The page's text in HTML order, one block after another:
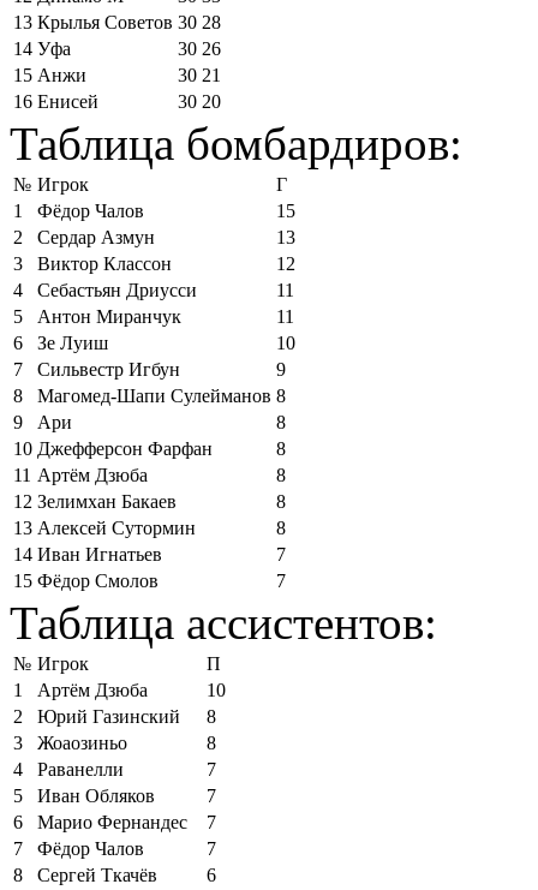
13 Крылья Советов 30 28
14 Уфа 30 26
15 Анжи 30 21
16 Енисей 30 20
Таблица бомбардиров:
№ Игрок
Г
1
Фёдор Чалов
15
2
Сердар Азмун
13
3
Виктор Классон
12
4
Себастьян Дриусси
11
5
Антон Миранчук
11
6
Зе Луиш
10
7
Сильвестр Игбун
9
8
Магомед-Шапи Сулейманов 8
9
Ари
8
10 Джефферсон Фарфан
8
11 Артём Дзюба
8
12 Зелимхан Бакаев
8
13 Алексей Сутормин
8
14 Иван Игнатьев
7
15 Фёдор Смолов 7
Таблица ассистентов:
№ Игрок
П
1
Артём Дзюба
10
2
Юрий Газинский
8
3
Жоаозиньо
8
4
Раванелли
7
5
Иван Обляков
7
6
Марио Фернандес
7
7
Фёдор Чалов
7
8
Сергей Ткачёв
6